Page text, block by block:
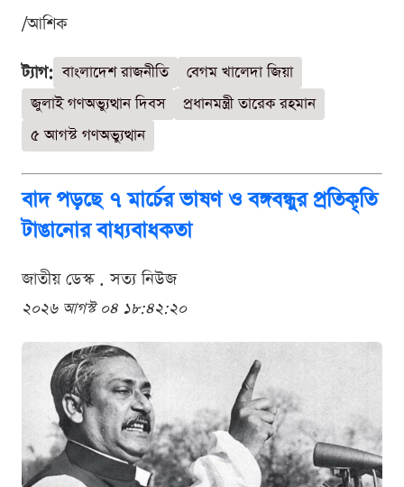
/আশিক
ট্যাগ: বাংলাদেশ রাজনীতি
বেগম খালেদা জিয়া
জুলাই গণঅভ্যুত্থান দিবস
প্রধানমন্ত্রী তারেক রহমান
৫ আগস্ট গণঅভ্যুত্থান
বাদ পড়ছে ৭ মার্চের ভাষণ ও বঙ্গবন্ধুর প্রতিকৃতি
টাঙানোর বাধ্যবাধকতা
জাতীয় ডেস্ক . সত্য নিউজ
২০২৬ আগস্ট ০৪ ১৮:৪২:২০